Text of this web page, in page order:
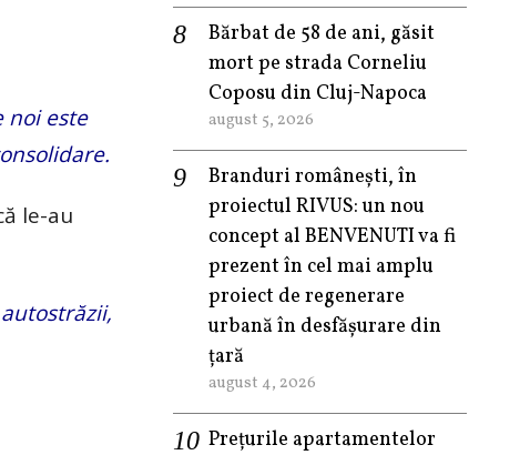
noi este
le-au
Bărbat de 58 de ani, găsit
mort pe strada Corneliu
Coposu din Cluj-Napoca
august 5, 2026
Branduri românești, în
proiectul RIVUS: un nou
concept al BENVENUTI va fi
prezent în cel mai amplu
proiect de regenerare
urbană în desfășurare din
țară
august 4, 2026
Prețurile apartamentelor